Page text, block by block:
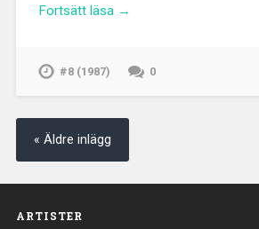
Fortsätt läsa →
#8 (1987) 0
« Äldre inlägg
ARTISTER